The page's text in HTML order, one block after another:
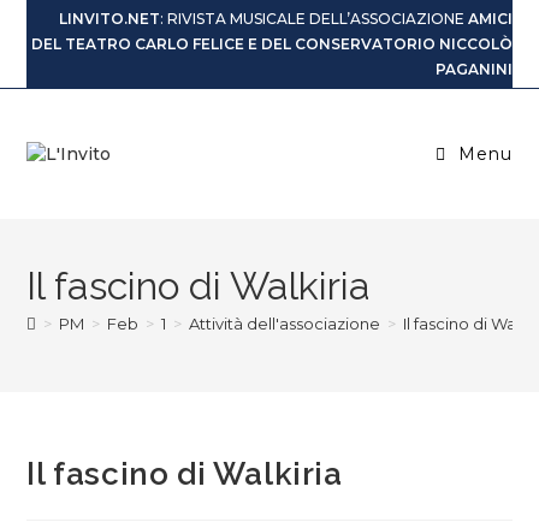
LINVITO.NET: RIVISTA MUSICALE DELL’ASSOCIAZIONE AMICI
DEL TEATRO CARLO FELICE E DEL CONSERVATORIO NICCOLÒ
PAGANINI
Menu
Il fascino di Walkiria
> PM > Feb > 1 > Attività dell'associazione > Il fascino di
Il fascino di Walkiria